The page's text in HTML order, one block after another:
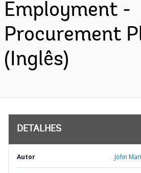
Employment -
Procurement
(Inglês)
DETALHES
Autor John